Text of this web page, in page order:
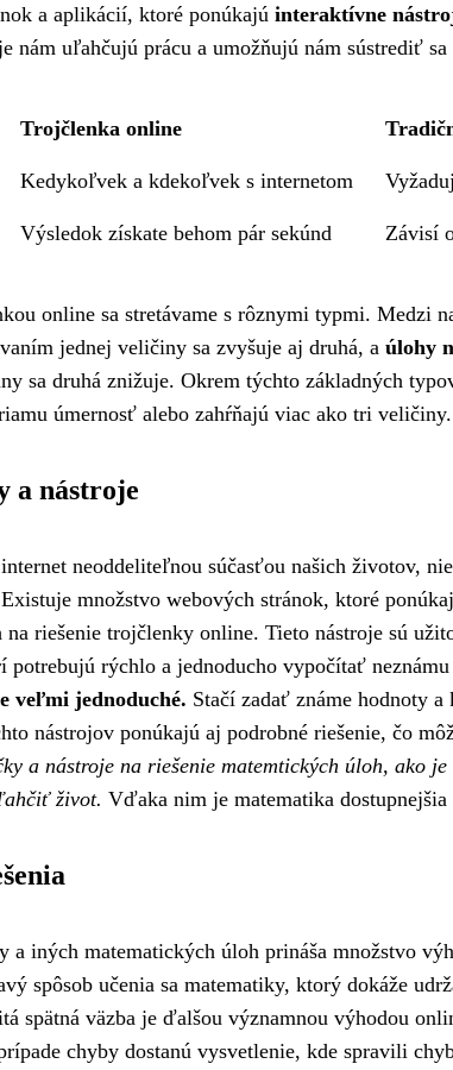
a aplikácií, ktoré ponúkajú interaktívne
nám uľahčujú prácu a umožňujú nám sústrediť sa
Trojčlenka online
Kedykoľvek a kdekoľvek s internetom
Výsledok získate behom pár sekúnd Závisí
online sa stretávame s rôznymi typmi. Medzi
jednej veličiny sa zvyšuje aj druhá, a úlohy
sa druhá znižuje. Okrem týchto základných
úmernosť alebo zahŕňajú viac ako tri veličiny.
a nástroje
neoddeliteľnou súčasťou našich životov,
množstvo webových stránok, ktoré
riešenie trojčlenky online. Tieto nástroje sú
rýchlo a jednoducho vypočítať
veľmi jednoduché. Stačí zadať známe hodnoty
nástrojov ponúkajú aj podrobné riešenie, čo
a nástroje na riešenie matemtických úloh, ako
život. Vďaka nim je matematika
a iných matematických úloh prináša množstvo
spôsob učenia sa matematiky, ktorý dokáže
spätná väzba je ďalšou významnou výhodou
chyby dostanú vysvetlenie, kde spravili